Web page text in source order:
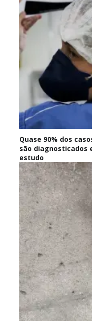
Quase 90% dos
são diagnosticados
estudo